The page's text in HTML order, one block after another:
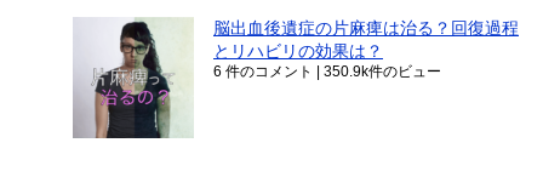
脳出血後遺症の片麻痺は治る？回復過程
とリハビリの効果は？
6 件のコメント 350.9k件のビュー